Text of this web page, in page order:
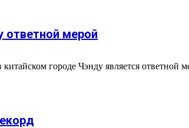
ответной мерой
городе Чэнду является ответной